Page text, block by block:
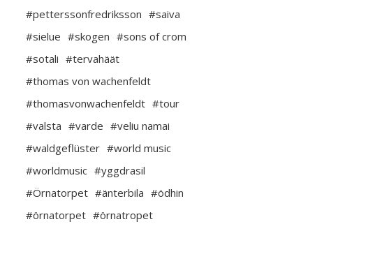
#petterssonfredriksson #saiva
#sielue #skogen #sons of crom
#sotali #tervahäät
#thomas von wachenfeldt
#thomasvonwachenfeldt #tour
#valsta #varde #veliu namai
#waldgeflüster #world music
#worldmusic #yggdrasil
#Örnatorpet #änterbila #ödhin
#örnatorpet #örnatropet